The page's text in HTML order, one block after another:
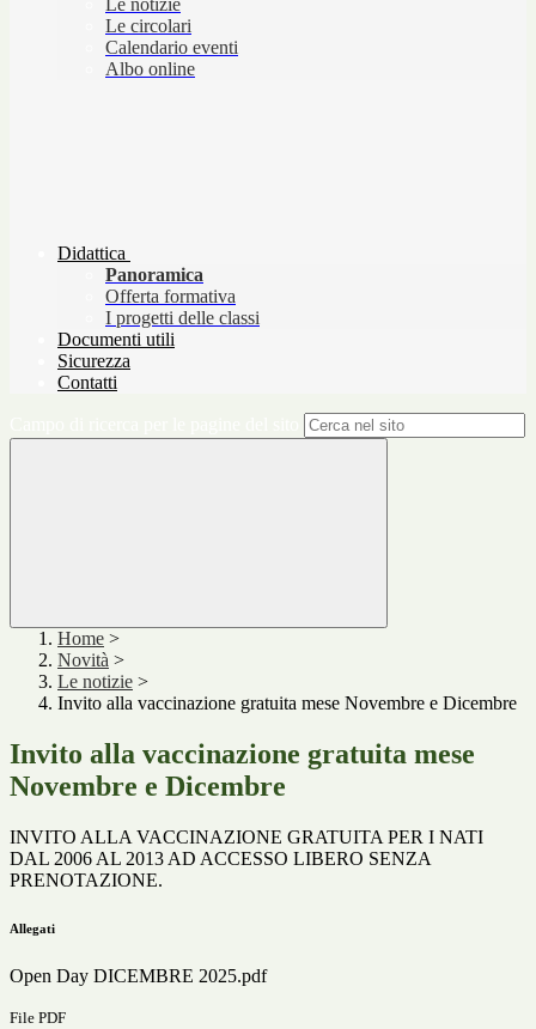
Le notizie
Le circolari
Calendario eventi
Albo online
Didattica
Panoramica
Offerta formativa
I progetti delle classi
Documenti utili
Sicurezza
Contatti
Home >
Novità >
Le notizie >
Invito alla vaccinazione gratuita mese Novembre e Dicembre
Invito alla vaccinazione gratuita mese
Novembre e Dicembre
INVITO ALLA VACCINAZIONE GRATUITA PER I NATI
DAL 2006 AL 2013 AD ACCESSO LIBERO SENZA
PRENOTAZIONE.
Allegati
Open Day DICEMBRE 2025.pdf
File PDF